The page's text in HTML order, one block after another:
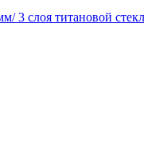
слоя титановой